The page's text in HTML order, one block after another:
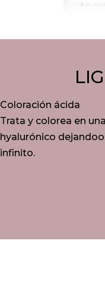
Coloración ácida
Trata y colorea en
hyalurónico
infinito.